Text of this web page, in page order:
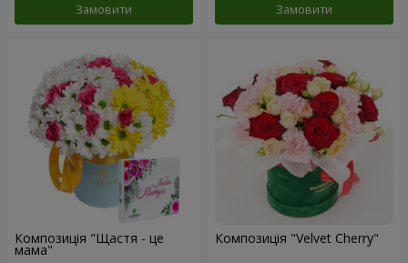
Замовити Замовити
Композиція "Щастя - це
мама"
Композиція "Velvet Cherry"